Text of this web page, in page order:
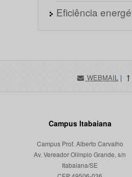
Eficiência
WEBMAIL |
Campus Itabaiana
Campus Prof. Alberto Carvalho
Av. Vereador Olímpio Grande, s/n
Itabaiana/SE